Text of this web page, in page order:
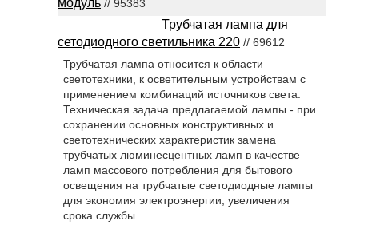
модуль // 95383
Трубчатая лампа для
сетодиодного светильника 220 // 69612
Трубчатая лампа относится к области
светотехники, к осветительным устройствам с
применением комбинаций источников света.
Техническая задача предлагаемой лампы - при
сохранении основных конструктивных и
светотехнических характеристик замена
трубчатых люминесцентных ламп в качестве
ламп массового потребления для бытового
освещения на трубчатые светодиодные лампы
для экономия электроэнергии, увеличения
срока службы.